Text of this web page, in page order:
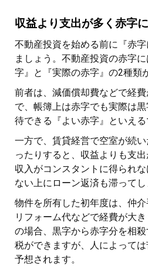
収益より支出が多く赤字に
不動産投資を始める前に『赤
ましょう。不動産投資の赤字
字』と『実際の赤字』の2種類
前者は、減価償却費などで経
で、帳簿上は赤字でも実際は
待できる『よい赤字』といえる
一方で、賃貸経営で空室が続
ったりすると、収益よりも支
収入がコンスタントに得られ
ない上にローン返済も滞ってし
物件を所有した初年度は、仲介
リフォーム代などで経費が大
の場合、黒字から赤字分を相
税ができますが、人によって
予想されます。